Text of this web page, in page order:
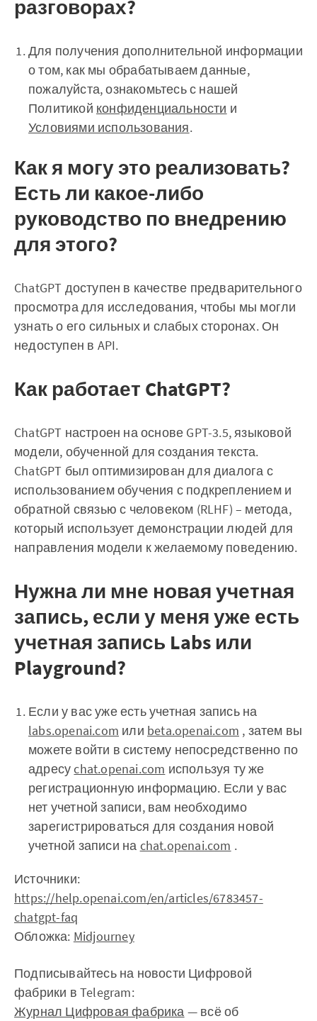
разговорах?
Для получения дополнительной информации
о том, как мы обрабатываем данные,
пожалуйста, ознакомьтесь с нашей
Политикой конфиденциальности и
Условиями использования.
Как я могу это реализовать?
Есть ли какое-либо
руководство по внедрению
для этого?
ChatGPT доступен в качестве предварительного
просмотра для исследования, чтобы мы могли
узнать о его сильных и слабых сторонах. Он
недоступен в API.
Как работает ChatGPT?
ChatGPT настроен на основе GPT-3.5, языковой
модели, обученной для создания текста.
ChatGPT был оптимизирован для диалога с
использованием обучения с подкреплением и
обратной связью с человеком (RLHF) – метода,
который использует демонстрации людей для
направления модели к желаемому поведению.
Нужна ли мне новая учетная
запись, если у меня уже есть
учетная запись Labs или
Playground?
Если у вас уже есть учетная запись на
labs.openai.com или beta.openai.com , затем вы
можете войти в систему непосредственно по
адресуchat.openai.com используя ту же
регистрационную информацию. Если у вас
нет учетной записи, вам необходимо
зарегистрироваться для создания новой
учетной записи на chat.openai.com .
Источники:
https://help.openai.com/en/articles/6783457-
chatgpt-faq
Обложка: Midjourney
Подписывайтесь на новости Цифровой
фабрики в Telegram:
Журнал Цифровая фабрика — всё об